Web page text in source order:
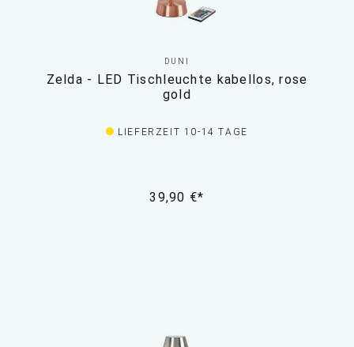
DUNI
Zelda - LED Tischleuchte kabellos, rose
gold
LIEFERZEIT 10-14 TAGE
39,90 €*